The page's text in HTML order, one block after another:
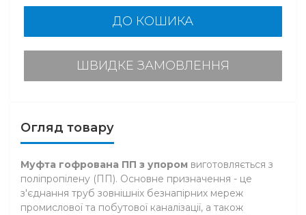
ДО КОШИКА
ШВИДКЕ ЗАМОВЛЕННЯ
Огляд товару
Муфта гофрована ПП з упором виготовляється з
поліпропілену (ПП). Основне призначення - це
з'єднання труб зовнішніх безнапірних мереж
промислової та побутової каналізації, а також